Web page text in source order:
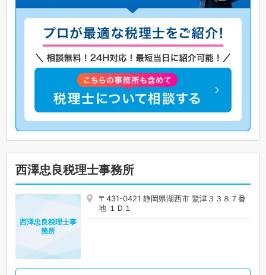
西澤忠良税理士事務所
〒431-0421 静岡県湖西市 鷲津３３８７番
地 １Ｄ１
西澤忠良税理士事
務所